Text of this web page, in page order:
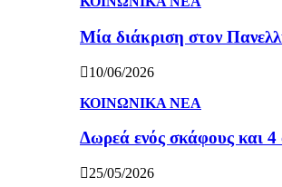
Μία διάκριση στον
10/06/2026
ΚΟΙΝΩΝΙΚΑ ΝΕΑ
Δωρεά ενός σκάφους και
25/05/2026